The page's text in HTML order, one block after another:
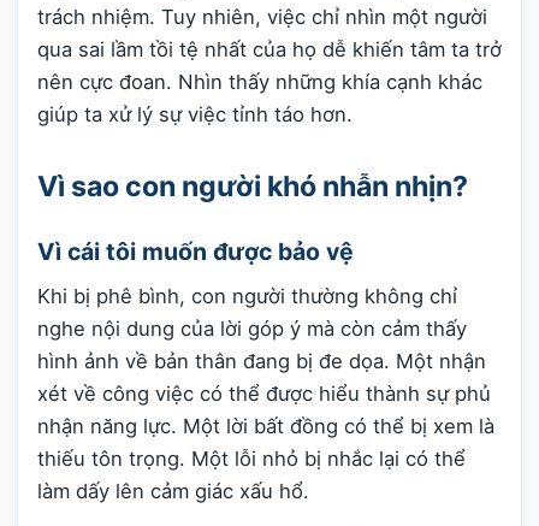
trách nhiệm. Tuy nhiên, việc chỉ nhìn một người
qua sai lầm tồi tệ nhất của họ dễ khiến tâm ta trở
nên cực đoan. Nhìn thấy những khía cạnh khác
giúp ta xử lý sự việc tỉnh táo hơn.
Vì sao con người khó nhẫn nhịn?
Vì cái tôi muốn được bảo vệ
Khi bị phê bình, con người thường không chỉ
nghe nội dung của lời góp ý mà còn cảm thấy
hình ảnh về bản thân đang bị đe dọa. Một nhận
xét về công việc có thể được hiểu thành sự phủ
nhận năng lực. Một lời bất đồng có thể bị xem là
thiếu tôn trọng. Một lỗi nhỏ bị nhắc lại có thể
làm dấy lên cảm giác xấu hổ.